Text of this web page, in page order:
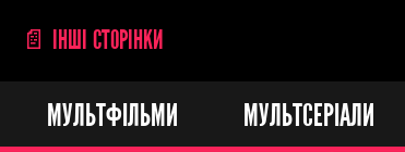
📄 ІНШІ СТОРІНКИ
МУЛЬТФІЛЬМИ МУЛЬТСЕРІАЛИ